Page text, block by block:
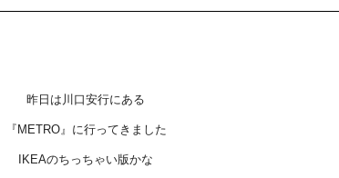
昨日は川口安行にある
『METRO』に行ってきました
IKEAのちっちゃい版かな